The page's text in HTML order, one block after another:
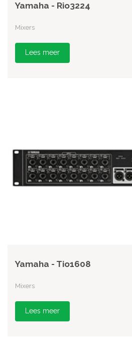
Yamaha - Rio3224
Mixers
Lees meer
Yamaha - Tio1608
Mixers
Lees meer